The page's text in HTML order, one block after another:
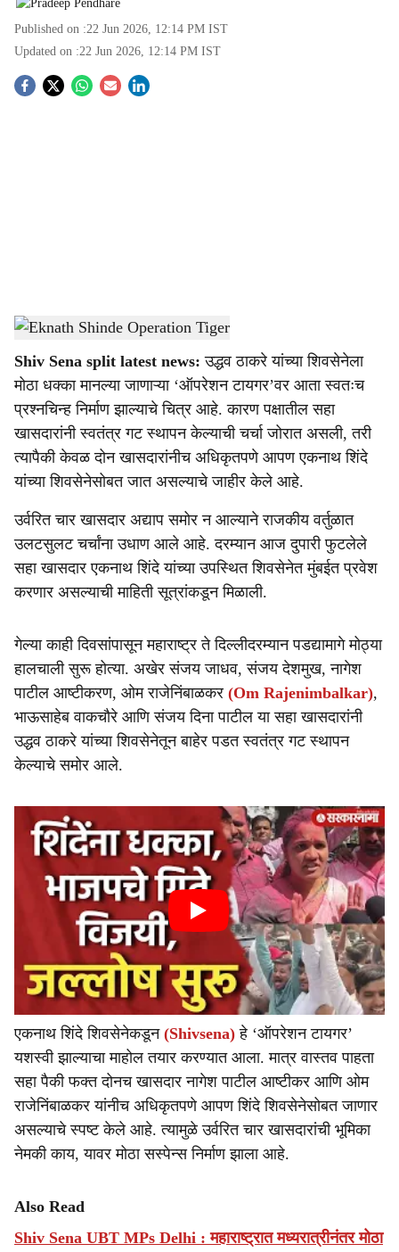
Published on :22 Jun 2026, 12:14 PM IST
Updated on :22 Jun 2026, 12:14 PM IST
S
a
r
e
Eknath Shinde Operation Tiger-Sarkarnama
Shiv Sena split latest news: उद्धव ठाकरे यांच्या शिवसेनेला
मोठा धक्का मानल्या जाणाऱ्या ‘ऑपरेशन टायगर’वर आता स्वतःच
प्रश्नचिन्ह निर्माण झाल्याचे चित्र आहे. कारण पक्षातील सहा
खासदारांनी स्वतंत्र गट स्थापन केल्याची चर्चा जोरात असली, तरी
त्यापैकी केवळ दोन खासदारांनीच अधिकृतपणे आपण एकनाथ शिंदे
यांच्या शिवसेनेसोबत जात असल्याचे जाहीर केले आहे.
उर्वरित चार खासदार अद्याप समोर न आल्याने राजकीय वर्तुळात
उलटसुलट चर्चांना उधाण आले आहे. दरम्यान आज दुपारी फुटलेले
सहा खासदार एकनाथ शिंदे यांच्या उपस्थित शिवसेनेत मुंबईत प्रवेश
करणार असल्याची माहिती सूत्रांकडून मिळाली.
गेल्या काही दिवसांपासून महाराष्ट्र ते दिल्लीदरम्यान पडद्यामागे मोठ्या
हालचाली सुरू होत्या. अखेर संजय जाधव, संजय देशमुख, नागेश
पाटील आष्टीकरण, ओम राजेनिंबाळकर (Om Rajenimbalkar),
भाऊसाहेब वाकचौरे आणि संजय दिना पाटील या सहा खासदारांनी
उद्धव ठाकरे यांच्या शिवसेनेतून बाहेर पडत स्वतंत्र गट स्थापन
केल्याचे समोर आले.
एकनाथ शिंदे शिवसेनेकडून (Shivsena) हे ‘ऑपरेशन टायगर’
यशस्वी झाल्याचा माहोल तयार करण्यात आला. मात्र वास्तव पाहता
सहा पैकी फक्त दोनच खासदार नागेश पाटील आष्टीकर आणि ओम
राजेनिंबाळकर यांनीच अधिकृतपणे आपण शिंदे शिवसेनेसोबत जाणार
असल्याचे स्पष्ट केले आहे. त्यामुळे उर्वरित चार खासदारांची भूमिका
नेमकी काय, यावर मोठा सस्पेन्स निर्माण झाला आहे.
Also Read
Shiv Sena UBT MPs Delhi : महाराष्ट्रात मध्यरात्रीनंतर मोठा